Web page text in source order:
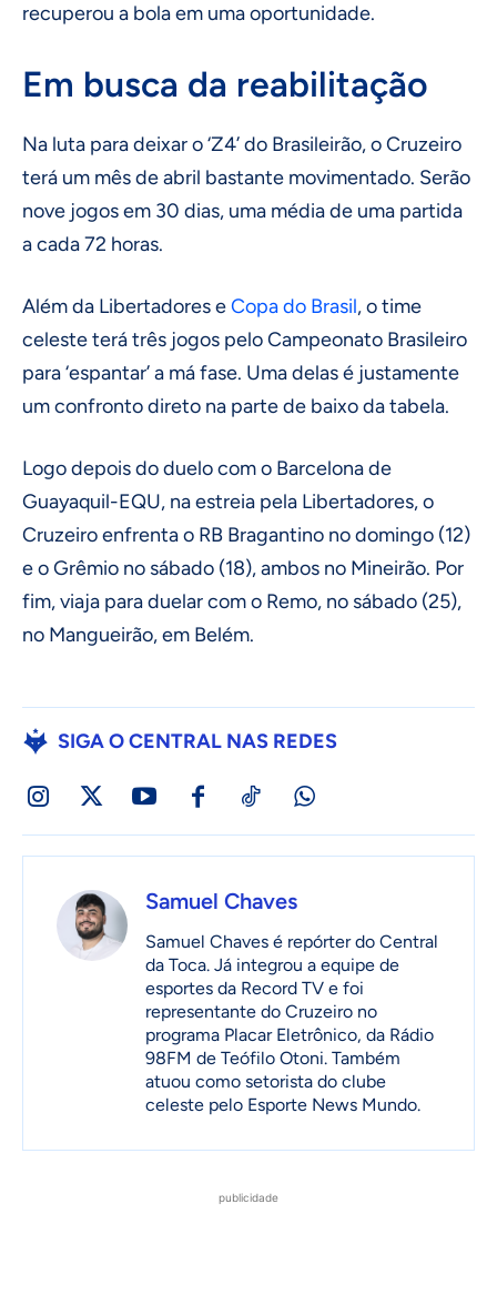
recuperou a bola em uma oportunidade.
Em busca da reabilitação
Na luta para deixar o ‘Z4’ do Brasileirão, o Cruzeiro
terá um mês de abril bastante movimentado. Serão
nove jogos em 30 dias, uma média de uma partida
a cada 72 horas.
Além da Libertadores eCopa do Brasil, o time
celeste terá três jogos pelo Campeonato Brasileiro
para ‘espantar’ a má fase. Uma delas é justamente
um confronto direto na parte de baixo da tabela.
Logo depois do duelo com o Barcelona de
Guayaquil-EQU, na estreia pela Libertadores, o
Cruzeiro enfrenta o RB Bragantino no domingo (12)
e o Grêmio no sábado (18), ambos no Mineirão. Por
fim, viaja para duelar com o Remo, no sábado (25),
no Mangueirão, em Belém.
SIGA O CENTRAL NAS REDES
Samuel Chaves
Samuel Chaves é repórter do Central
da Toca. Já integrou a equipe de
esportes da Record TV e foi
representante do Cruzeiro no
programa Placar Eletrônico, da Rádio
98FM de Teófilo Otoni. Também
atuou como setorista do clube
celeste pelo Esporte News Mundo.
publicidade